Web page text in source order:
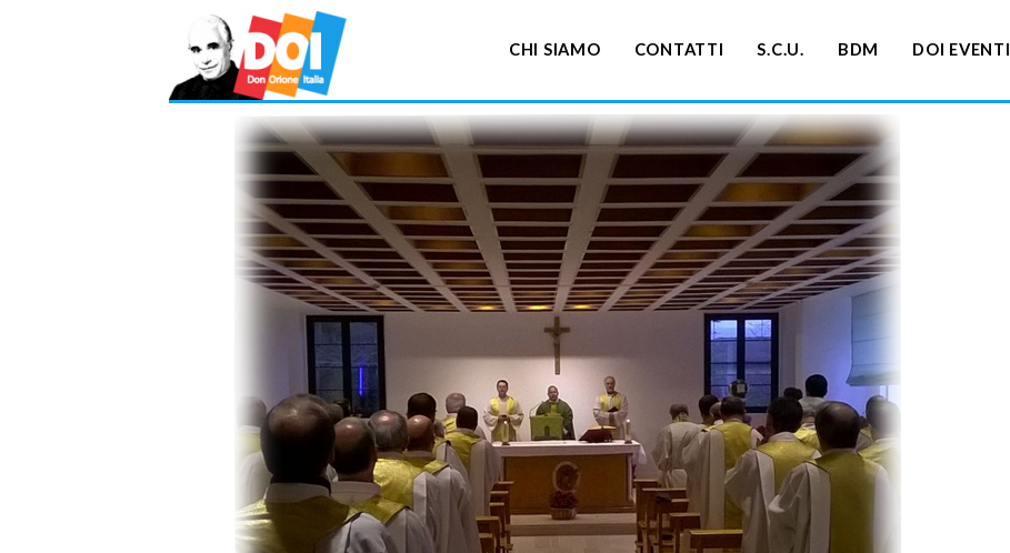
CHI SIAMO CONTATTI S.C.U. BDM DOI EVENTI